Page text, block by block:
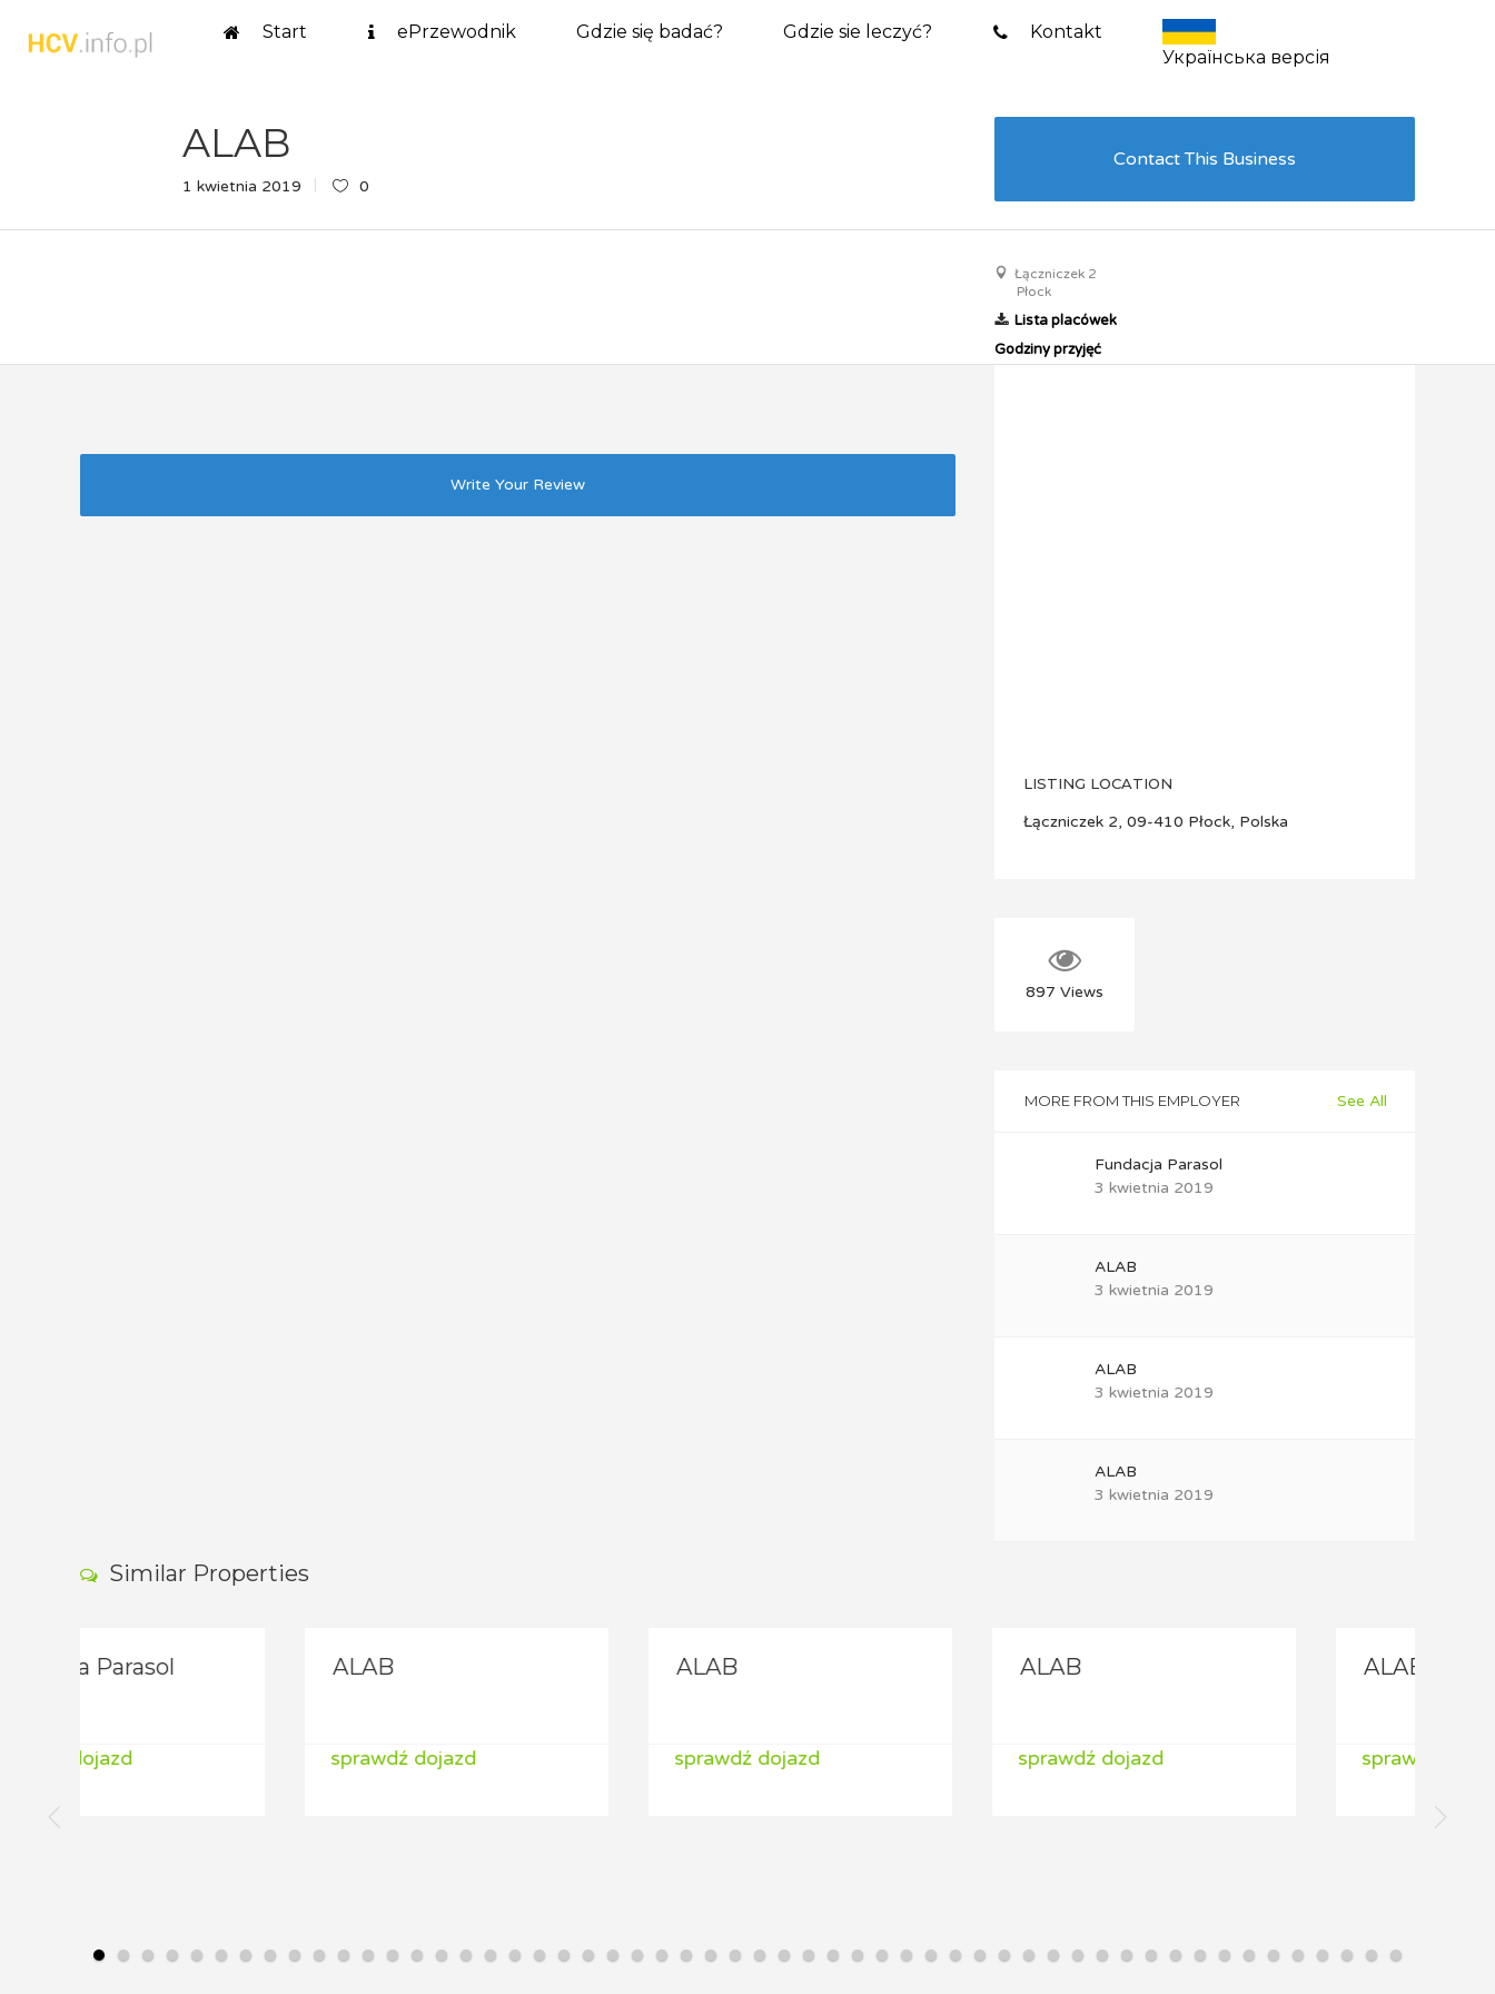
Start ePrzewodnik Gdzie się badać? Gdzie sie leczyć?
Kontakt
Українська версія
ALAB
1 kwietnia 2019 0
Contact This Business
Łączniczek 2
Płock
Lista placówek
Godziny przyjęć
Write Your Review
LISTING LOCATION
Łączniczek 2, 09-410 Płock, Polska
897 Views
MORE FROM THIS EMPLOYER See All
Fundacja Parasol
3 kwietnia 2019
ALAB
3 kwietnia 2019
ALAB
3 kwietnia 2019
ALAB
3 kwietnia 2019
Similar Properties
ALAB
sprawdź dojazd sprawdź dojazd sprawdź dojazd sprawdź dojazd